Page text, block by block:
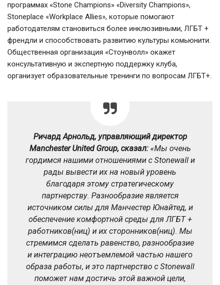
программах «Stone Champions» «Diversity Champions»,
Stoneplace «Workplace Allies», которые помогают
работодателям становиться более инклюзивными, ЛГБТ +
френдли и способствовать развитию культуры комьюнити.
Общественная организация «Стоунволл» окажет
консультативную и экспертную поддержку клуба,
организует образовательные тренинги по вопросам ЛГБТ+.
Ричард Арнольд, управляющий директор
Manchester United Group, сказал:«Мы очень
гордимся нашими отношениями с Stonewall и
рады вывести их на новый уровень
благодаря этому стратегическому
партнерству. Разнообразие является
источником силы для Манчестер Юнайтед, и
обеспечение комфортной среды для ЛГБТ +
работников(ниц) и их сторонников(ниц). Мы
стремимся сделать равенство, разнообразие
и интеграцию неотъемлемой частью нашего
образа работы, и это партнерство с Stonewall
поможет нам достичь этой важной цели,